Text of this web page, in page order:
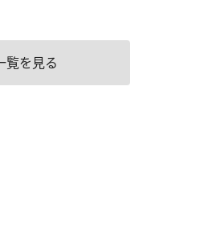
覧を見る